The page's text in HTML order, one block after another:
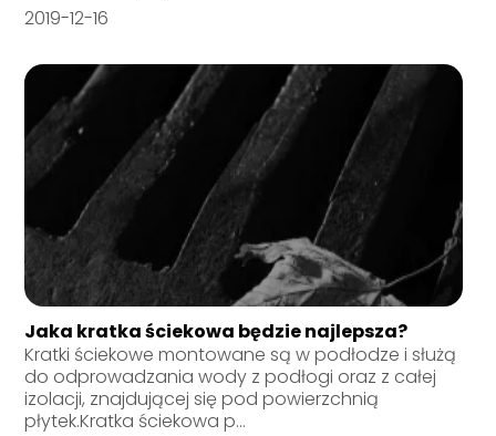
2019-12-16
Jaka kratka ściekowa będzie najlepsza?
Kratki ściekowe montowane są w podłodze i służą
do odprowadzania wody z podłogi oraz z całej
izolacji, znajdującej się pod powierzchnią
płytek.Kratka ściekowa p...